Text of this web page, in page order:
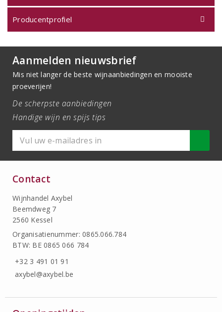
Producentprofiel
Aanmelden nieuwsbrief
Mis niet langer de beste wijnaanbiedingen en mooiste
proeverijen!
De scherpste aanbiedingen
Handige wijn en spijs tips
Contact
Wijnhandel Axybel
Beemdweg 7
2560 Kessel
Organisatienummer: 0865.066.784
BTW: BE 0865 066 784
+32 3 491 01 91
axybel@axybel.be